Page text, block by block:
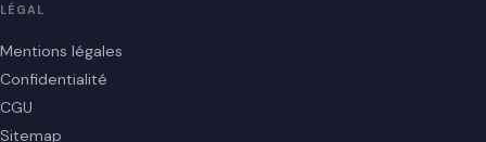
LÉGAL
Mentions légales
Confidentialité
CGU
Sitemap